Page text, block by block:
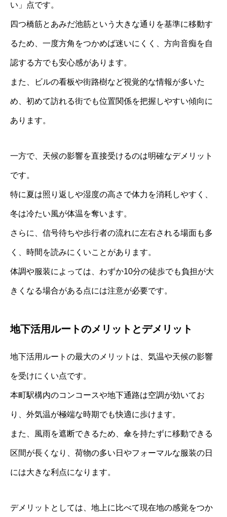
い」点です。
四つ橋筋とあみだ池筋という大きな通りを基準に移動す
るため、一度方角をつかめば迷いにくく、方向音痴を自
認する方でも安心感があります。
また、ビルの看板や街路樹など視覚的な情報が多いた
め、初めて訪れる街でも位置関係を把握しやすい傾向に
あります。
一方で、天候の影響を直接受けるのは明確なデメリット
です。
特に夏は照り返しや湿度の高さで体力を消耗しやすく、
冬は冷たい風が体温を奪います。
さらに、信号待ちや歩行者の流れに左右される場面も多
く、時間を読みにくいことがあります。
体調や服装によっては、わずか10分の徒歩でも負担が大
きくなる場合がある点には注意が必要です。
地下活用ルートのメリットとデメリット
地下活用ルートの最大のメリットは、気温や天候の影響
を受けにくい点です。
本町駅構内のコンコースや地下通路は空調が効いてお
り、外気温が極端な時期でも快適に歩けます。
また、風雨を遮断できるため、傘を持たずに移動できる
区間が長くなり、荷物の多い日やフォーマルな服装の日
には大きな利点になります。
デメリットとしては、地上に比べて現在地の感覚をつか